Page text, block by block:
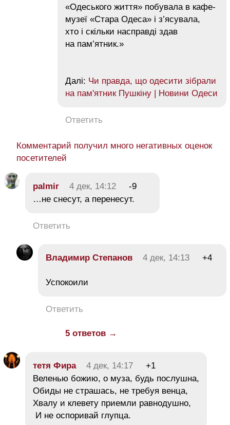
«Одеського життя» побувала в кафе-
музеї «Стара Одеса» і з’ясувала,
хто і скільки насправді здав
на пам’ятник.»
Далі: Чи правда, що одесити зібрали
на пам'ятник Пушкіну | Новини Одеси
Ответить
Комментарий получил много негативных оценок
посетителей
palmir 4 дек, 14:12
-9
…не снесут, а перенесут.
Ответить
Владимир Степанов 4 дек, 14:13 +4
Успокоили
Ответить
5 ответов →
тетя Фира 4 дек, 14:17
+1
Веленью божию, о муза, будь послушна,
Обиды не страшась, не требуя венца,
Хвалу и клевету приемли равнодушно,
‎И не оспоривай глупца.